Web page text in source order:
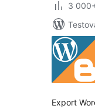
3
Export